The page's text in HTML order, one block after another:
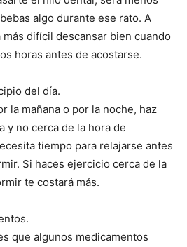
algo durante ese rato. A
difícil descansar bien cuando
horas antes de acostarse.
del día.
la mañana o por la noche, haz
y no cerca de la hora de
tiempo para relajarse antes
Si haces ejercicio cerca de la
te costará más.
que algunos medicamentos